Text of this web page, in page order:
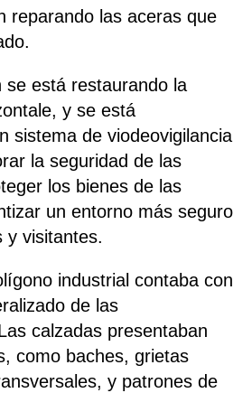
reparando las aceras que
se está restaurando la
y se está
sistema de viodeovigilancia
la seguridad de las
los bienes de las
un entorno más seguro
y visitantes.
industrial contaba con
de las
calzadas presentaban
como baches, grietas
y patrones de